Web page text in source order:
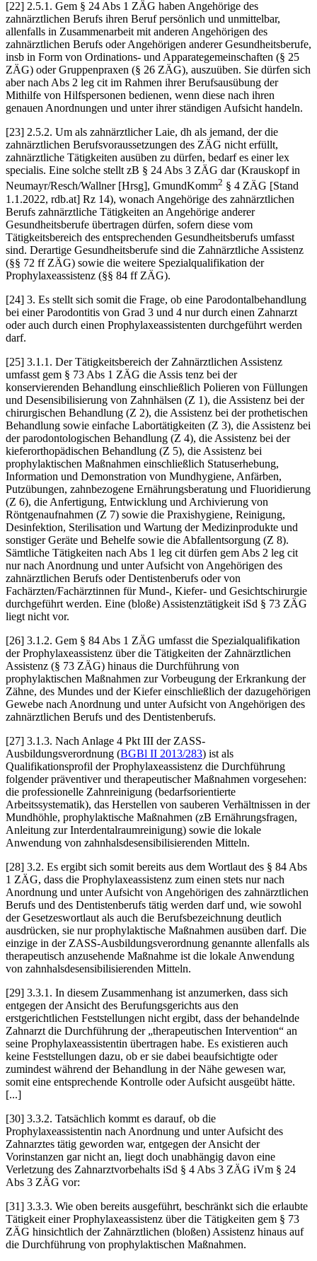
[22] 2.5.1. Gem § 24 Abs 1 ZÄG haben Angehörige des
zahnärztlichen Berufs ihren Beruf persönlich und unmittelbar,
allenfalls in Zusammenarbeit mit anderen Angehörigen des
zahnärztlichen Berufs oder Angehörigen anderer Gesundheitsberufe,
insb in Form von Ordinations- und Apparategemeinschaften (§ 25
ZÄG) oder Gruppenpraxen (§ 26 ZÄG), auszuüben. Sie dürfen sich
aber nach Abs 2 leg cit im Rahmen ihrer Berufsausübung der
Mithilfe von Hilfspersonen bedienen, wenn diese nach ihren
genauen Anordnungen und unter ihrer ständigen Aufsicht handeln.
[23] 2.5.2. Um als zahnärztlicher Laie, dh als jemand, der die
zahnärztlichen Berufsvoraussetzungen des ZÄG nicht erfüllt,
zahnärztliche Tätigkeiten ausüben zu dürfen, bedarf es einer lex
specialis. Eine solche stellt zB § 24 Abs 3 ZÄG dar (Krauskopfin
Neumayr/Resch/Wallner[Hrsg], GmundKomm2 § 4 ZÄG [Stand
1.1.2022, rdb.at] Rz 14), wonach Angehörige des zahnärztlichen
Berufs zahnärztliche Tätigkeiten an Angehörige anderer
Gesundheitsberufe übertragen dürfen, sofern diese vom
Tätigkeitsbereich des entsprechenden Gesundheitsberufs umfasst
sind. Derartige Gesundheitsberufe sind die Zahnärztliche Assistenz
(§§ 72 ff ZÄG) sowie die weitere Spezialqualifikation der
Prophylaxeassistenz (§§ 84 ff ZÄG).
[24] 3. Es stellt sich somit die Frage, ob eine Parodontalbehandlung
bei einer Parodontitis von Grad 3 und 4 nur durch einen Zahnarzt
oder auch durch einen Prophylaxeassistenten durchgeführt werden
darf.
[25] 3.1.1. Der Tätigkeitsbereich der Zahnärztlichen Assistenz
umfasst gem § 73 Abs 1 ZÄG die Assis tenz bei der
konservierenden Behandlung einschließlich Polieren von Füllungen
und Desensibilisierung von Zahnhälsen (Z 1), die Assistenz bei der
chirurgischen Behandlung (Z 2), die Assistenz bei der prothetischen
Behandlung sowie einfache Labortätigkeiten (Z 3), die Assistenz bei
der parodontologischen Behandlung (Z 4), die Assistenz bei der
kieferorthopädischen Behandlung (Z 5), die Assistenz bei
prophylaktischen Maßnahmen einschließlich Statuserhebung,
Information und Demonstration von Mundhygiene, Anfärben,
Putzübungen, zahnbezogene Ernährungsberatung und Fluoridierung
(Z 6), die Anfertigung, Entwicklung und Archivierung von
Röntgenaufnahmen (Z 7) sowie die Praxishygiene, Reinigung,
Desinfektion, Sterilisation und Wartung der Medizinprodukte und
sonstiger Geräte und Behelfe sowie die Abfallentsorgung (Z 8).
Sämtliche Tätigkeiten nach Abs 1 leg cit dürfen gem Abs 2 leg cit
nur nach Anordnung und unter Aufsicht von Angehörigen des
zahnärztlichen Berufs oder Dentistenberufs oder von
Fachärzten/Fachärztinnen für Mund-, Kiefer- und Gesichtschirurgie
durchgeführt werden. Eine (bloße) Assistenztätigkeit iSd § 73 ZÄG
liegt nicht vor.
[26] 3.1.2. Gem § 84 Abs 1 ZÄG umfasst die Spezialqualifikation
der Prophylaxeassistenz über die Tätigkeiten der Zahnärztlichen
Assistenz (§ 73 ZÄG) hinaus die Durchführung von
prophylaktischen Maßnahmen zur Vorbeugung der Erkrankung der
Zähne, des Mundes und der Kiefer einschließlich der dazugehörigen
Gewebe nach Anordnung und unter Aufsicht von Angehörigen des
zahnärztlichen Berufs und des Dentistenberufs.
[27] 3.1.3. Nach Anlage 4 Pkt III der ZASS-
Ausbildungsverordnung (BGBl II 2013/283) ist als
Qualifikationsprofil der Prophylaxeassistenz die Durchführung
folgender präventiver und therapeutischer Maßnahmen vorgesehen:
die professionelle Zahnreinigung (bedarfsorientierte
Arbeitssystematik), das Herstellen von sauberen Verhältnissen in der
Mundhöhle, prophylaktische Maßnahmen (zB Ernährungsfragen,
Anleitung zur Interdentalraumreinigung) sowie die lokale
Anwendung von zahnhalsdesensibilisierenden Mitteln.
[28] 3.2. Es ergibt sich somit bereits aus dem Wortlaut des § 84 Abs
1 ZÄG, dass die Prophylaxeassistenz zum einen stets nur nach
Anordnung und unter Aufsicht von Angehörigen des zahnärztlichen
Berufs und des Dentistenberufs tätig werden darf und, wie sowohl
der Gesetzeswortlaut als auch die Berufsbezeichnung deutlich
ausdrücken, sie nur prophylaktische Maßnahmen ausüben darf. Die
einzige in der ZASS-Ausbildungsverordnung genannte allenfalls als
therapeutisch anzusehende Maßnahme ist die lokale Anwendung
von zahnhalsdesensibilisierenden Mitteln.
[29] 3.3.1. In diesem Zusammenhang ist anzumerken, dass sich
entgegen der Ansicht des Berufungsgerichts aus den
erstgerichtlichen Feststellungen nicht ergibt, dass der behandelnde
Zahnarzt die Durchführung der „therapeutischen Intervention“ an
seine Prophylaxeassistentin übertragen habe. Es existieren auch
keine Feststellungen dazu, ob er sie dabei beaufsichtigte oder
zumindest während der Behandlung in der Nähe gewesen war,
somit eine entsprechende Kontrolle oder Aufsicht ausgeübt hätte.
[...]
[30] 3.3.2. Tatsächlich kommt es darauf, ob die
Prophylaxeassistentin nach Anordnung und unter Aufsicht des
Zahnarztes tätig geworden war, entgegen der Ansicht der
Vorinstanzen gar nicht an, liegt doch unabhängig davon eine
Verletzung des Zahnarztvorbehalts iSd § 4 Abs 3 ZÄG iVm § 24
Abs 3 ZÄG vor:
[31] 3.3.3. Wie oben bereits ausgeführt, beschränkt sich die erlaubte
Tätigkeit einer Prophylaxeassistenz über die Tätigkeiten gem § 73
ZÄG hinsichtlich der Zahnärztlichen (bloßen) Assistenz hinaus auf
die Durchführung von prophylaktischen Maßnahmen.